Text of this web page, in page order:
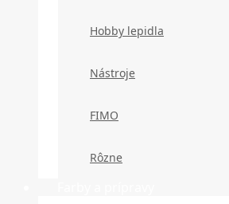
Hobby lepidla
Nástroje
FIMO
Rôzne